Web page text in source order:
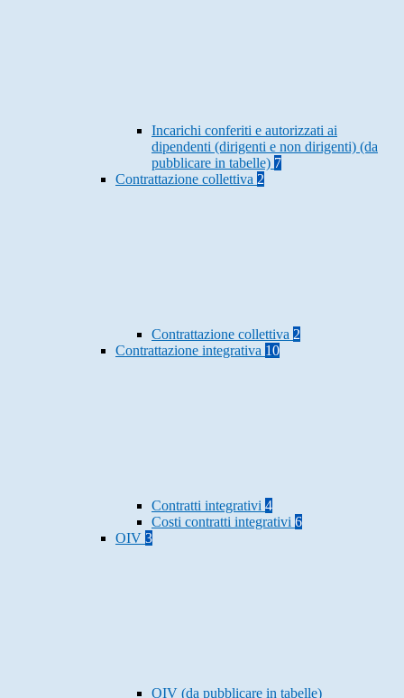
Incarichi conferiti e autorizzati ai
dipendenti (dirigenti e non dirigenti) (da
pubblicare in tabelle) 7
Contrattazione collettiva 2
Contrattazione collettiva 2
Contrattazione integrativa 10
Contratti integrativi 4
Costi contratti integrativi 6
OIV 3
OIV (da pubblicare in tabelle)